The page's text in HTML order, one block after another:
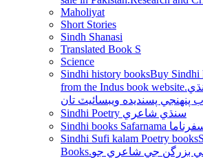
Maholiyat
Short Stories
Sindh Shanasi
Translated Book S
Science
Sindhi history booksBuy Sindhi
from the Indus book website.خريد ڪيو آنلائين سنڌي
پنھنجي پسنديده ويبسائيٽ تان
Sindhi Poetry سنڌي شاعري
Sindhi Sufi kalam Poetry books
Books.سنڌي ڪتاب صوفي بزرگن جي شاعري جو